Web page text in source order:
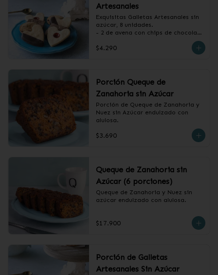
Artesanales
Exquisitas Galletas Artesanales sin
azúcar, 8 unidades.
- 2 de avena con chips de chocolate
chocolate
$4.290
Porción Queque de
Zanahoria sin Azúcar
Porción de Queque de Zanahoria y
Nuez sin Azúcar endulzado con
alulosa.
$3.690
Queque de Zanahoria sin
Azúcar (6 porciones)
Queque de Zanahoria y Nuez sin
azúcar endulzado con alulosa.
$17.900
Porción de Galletas
Artesanales Sin Azúcar